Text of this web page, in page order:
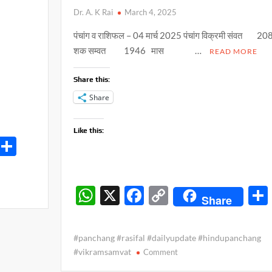
e
Dr. A. K Rai March 4, 2025
पंचांग व राशिफल – 04 मार्च 2025 पंचांग विक्रमी संवत
शक सम्वत 1946 मास …
READ MORE
Share this:
Share
Like this:
W
at
s
X F
e
b
C
o
p
y
Share
S
#panchang #rasifal #dailyupdate #hindupanchang
#vikramsamvat
Commenton